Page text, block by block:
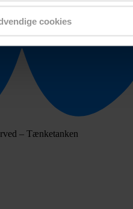
cookies
– Tænketanken